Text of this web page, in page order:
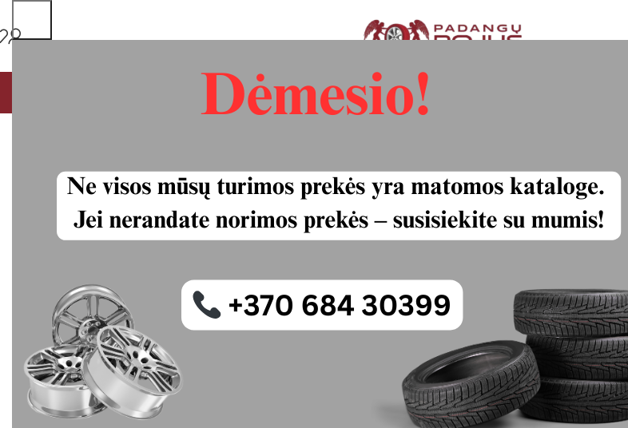
MŪSŲ PASLAUGOSVISOS PREKĖSPADANGŲ IR RATLANKIŲ SUPIRKIMAS
Micheli E.Primacy 4 185/
70.00€45.00€
Plotis
Aukštis
Diameter